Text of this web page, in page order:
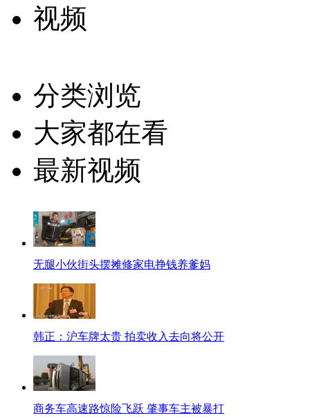
视频
分类浏览
大家都在看
最新视频
无腿小伙街头摆摊修家电挣钱养爹妈
韩正：沪车牌太贵 拍卖收入去向将公开
商务车高速路惊险飞跃 肇事车主被暴打